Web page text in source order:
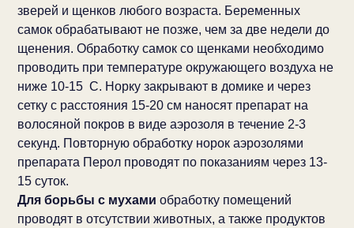
зверей и щенков любого возраста. Беременных
самок обрабатывают не позже, чем за две недели до
щенения. Обработку самок со щенками необходимо
проводить при температуре окружающего воздуха не
ниже 10-15 С. Норку закрывают в домике и через
сетку с расстояния 15-20 см наносят препарат на
волосяной покров в виде аэрозоля в течение 2-3
секунд. Повторную обработку норок аэрозолями
препарата Перол проводят по показаниям через 13-
15 суток.
Для борьбы с мухами обработку помещений
проводят в отсутствии животных, а также продуктов